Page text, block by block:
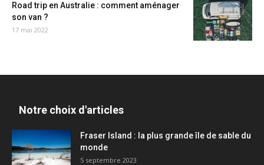
Road trip en Australie : comment aménager
son van ?
17 mai 2022
Notre choix d'articles
Fraser Island : la plus grande île de sable du
monde
5 septembre 2023